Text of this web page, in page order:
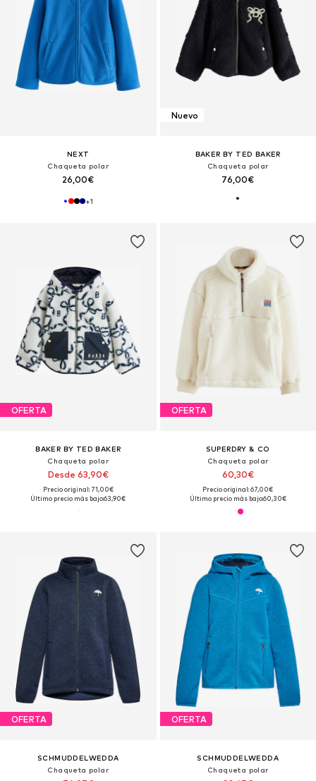
NEXT
Chaqueta polar
26,00€
+1
Nuevo
BAKER BY TED BAKER
Chaqueta polar
76,00€
OFERTA
BAKER BY TED BAKER
Chaqueta polar
Desde 63,90€
Precio original: 71,00€
Último precio más bajo:63,90€
OFERTA
SUPERDRY & CO
Chaqueta polar
60,30€
Precio original: 67,00€
Último precio más bajo:60,30€
OFERTA
SCHMUDDELWEDDA
Chaqueta polar
OFERTA
SCHMUDDELWEDDA
Chaqueta polar